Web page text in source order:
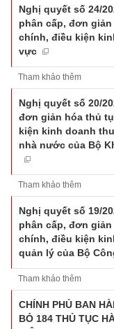
Nghị quyết số 24/
phân cấp, đơn
chính, điều kiện
vực
Tham khảo thêm
Nghị quyết số 20/
đơn giản hóa thủ
kiện kinh doanh
nhà nước của Bộ
Tham khảo thêm
Nghị quyết số 19/
phân cấp, đơn
chính, điều kiện
quản lý của Bộ
Tham khảo thêm
CHÍNH PHỦ BAN
BỎ 184 THỦ TỤC